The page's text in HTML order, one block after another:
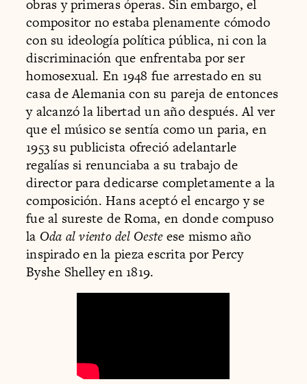
obras y primeras óperas. Sin embargo, el
compositor no estaba plenamente cómodo
con su ideología política pública, ni con la
discriminación que enfrentaba por ser
homosexual. En 1948 fue arrestado en su
casa de Alemania con su pareja de entonces
y alcanzó la libertad un año después. Al ver
que el músico se sentía como un paria, en
1953 su publicista ofreció adelantarle
regalías si renunciaba a su trabajo de
director para dedicarse completamente a la
composición. Hans aceptó el encargo y se
fue al sureste de Roma, en donde compuso
la Oda al viento del Oesteese mismo año
inspirado en la pieza escrita por Percy
Byshe Shelley en 1819.